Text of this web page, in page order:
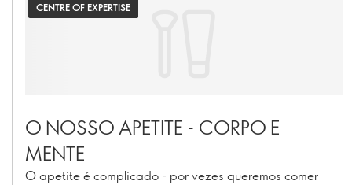
CENTRE OF EXPERTISE
O NOSSO APETITE - CORPO E
MENTE
O apetite é complicado - por vezes queremos comer